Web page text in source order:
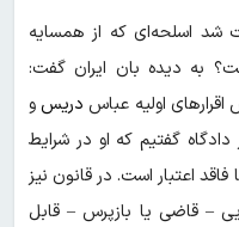
شد اسلحه‌ای که از همسایه
به دیده بان ایران گفت:
اولیه عباس دریسو
گفتیم که او در شرایط
اعتبار است. در قانون نیز
– قاضی یا بازپرس – قابل